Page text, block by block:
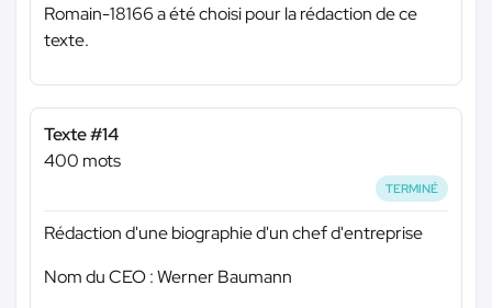
Romain-18166 a été choisi pour la rédaction de ce
texte.
Texte #14
400 mots
TERMINÉ
Rédaction d'une biographie d'un chef d'entreprise
Nom du CEO : Werner Baumann